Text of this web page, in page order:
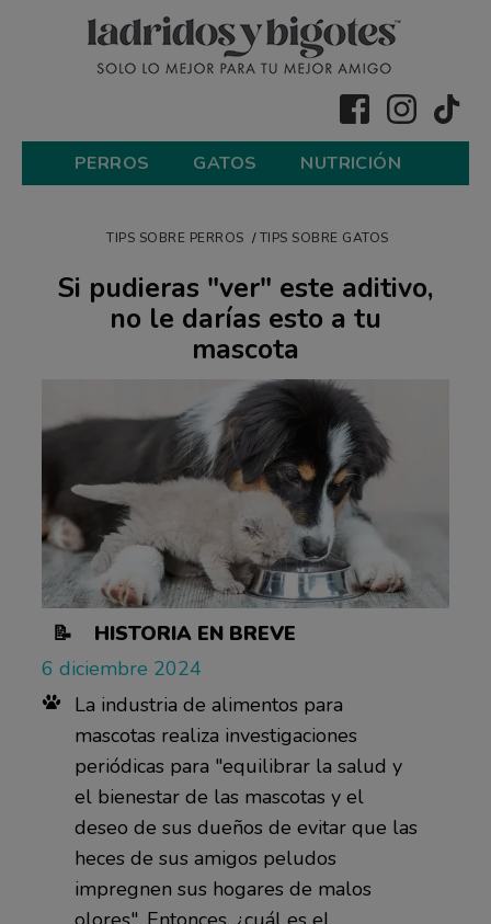
PERROS GATOS NUTRICIÓN
TIPS SOBRE PERROS TIPS SOBRE GATOS
Si pudieras "ver" este aditivo,
no le darías esto a tu
mascota
6 diciembre 2024
📝 HISTORIA EN BREVE
La industria de alimentos para
mascotas realiza investigaciones
periódicas para "equilibrar la salud y
el bienestar de las mascotas y el
deseo de sus dueños de evitar que las
heces de sus amigos peludos
impregnen sus hogares de malos